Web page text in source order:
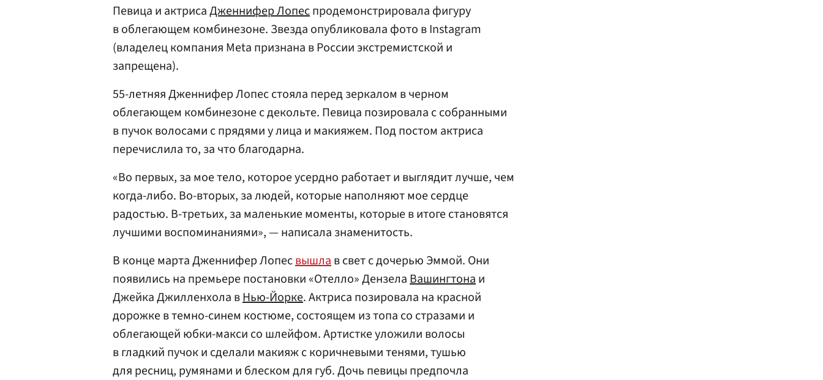
Певица и актрисаДженнифер Лопеспродемонстрировала фигуру
в облегающем комбинезоне. Звезда опубликовала фото в Instagram
(владелец компания Meta признана в России экстремистской и
запрещена).
55-летняя Дженнифер Лопес стояла перед зеркалом в черном
облегающем комбинезоне с декольте. Певица позировала с собранными
в пучок волосами с прядями у лица и макияжем. Под постом актриса
перечислила то, за что благодарна.
«Во первых, за мое тело, которое усердно работает и выглядит лучше, чем
когда-либо. Во-вторых, за людей, которые наполняют мое сердце
радостью. В-третьих, за маленькие моменты, которые в итоге становятся
лучшими воспоминаниями», — написала знаменитость.
В конце марта Дженнифер Лопесвышлав свет с дочерью Эммой. Они
появились на премьере постановки «Отелло» ДензелаВашингтонаи
Джейка Джилленхола вНью-Йорке. Актриса позировала на красной
дорожке в темно-синем костюме, состоящем из топа со стразами и
облегающей юбки-макси со шлейфом. Артистке уложили волосы
в гладкий пучок и сделали макияж с коричневыми тенями, тушью
для ресниц, румянами и блеском для губ. Дочь певицы предпочла